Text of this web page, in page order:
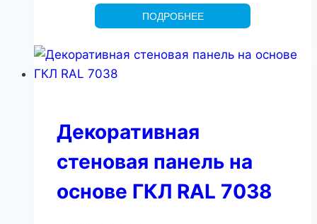
ПОДРОБНЕЕ
Декоративная
стеновая панель на
основе ГКЛ RAL 7038